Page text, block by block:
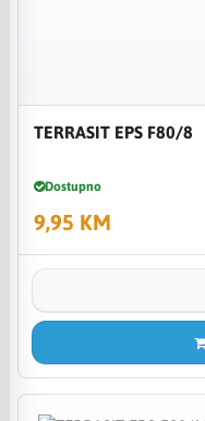
TERRASIT EPS F80/8
Dostupno
9,95 KM